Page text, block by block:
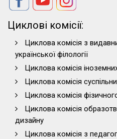
Циклові комісії:
Циклова комісія з
української філології
Циклова комісія
Циклова комісія
Циклова комісія
Циклова комісія
дизайну
Циклова комісія з